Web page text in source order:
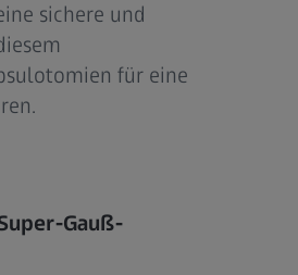
sichere und
für eine
Gauß-